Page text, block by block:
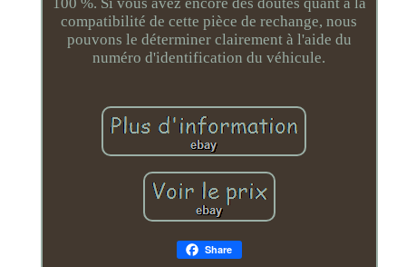
compatibilité de cette pièce de rechange, nous
pouvons le déterminer clairement à l'aide du
numéro d'identification du véhicule.
Share